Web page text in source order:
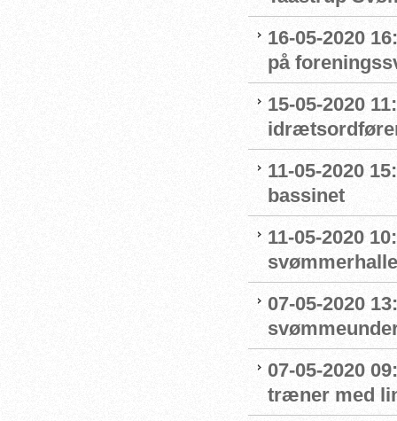
16-05-2020
på
15-05-2020
11-05-2020
bassinet
11-05-2020
07-05-2020
07-05-2020
træner med